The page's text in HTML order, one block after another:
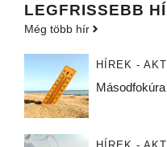
LEGFRISSEBB
Még több hír
HÍREK -
HÍREK -